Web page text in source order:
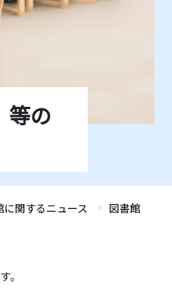
等の
に関するニュース 図書館
。